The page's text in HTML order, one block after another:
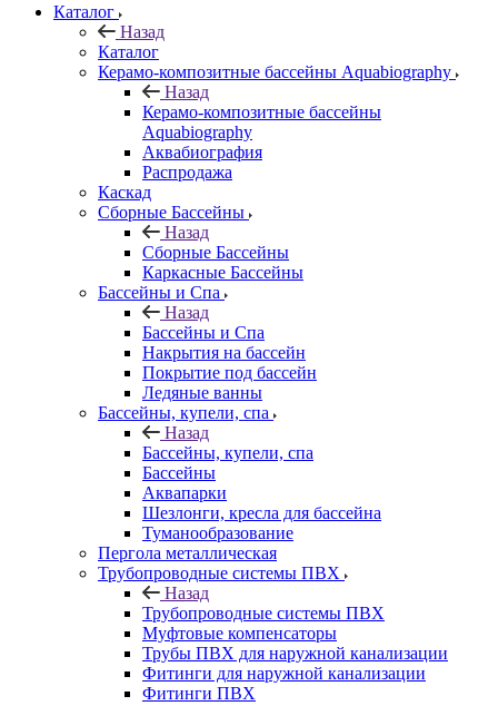
Каталог
Назад
Каталог
Керамо-композитные бассейны Aquabiography
Назад
Керамо-композитные бассейны
Aquabiography
Аквабиография
Распродажа
Каскад
Сборные Бассейны
Назад
Сборные Бассейны
Каркасные Бассейны
Бассейны и Спа
Назад
Бассейны и Спа
Накрытия на бассейн
Покрытие под бассейн
Ледяные ванны
Бассейны, купели, спа
Назад
Бассейны, купели, спа
Бассейны
Аквапарки
Шезлонги, кресла для бассейна
Туманообразование
Пергола металлическая
Трубопроводные системы ПВХ
Назад
Трубопроводные системы ПВХ
Муфтовые компенсаторы
Трубы ПВХ для наружной канализации
Фитинги для наружной канализации
Фитинги ПВХ